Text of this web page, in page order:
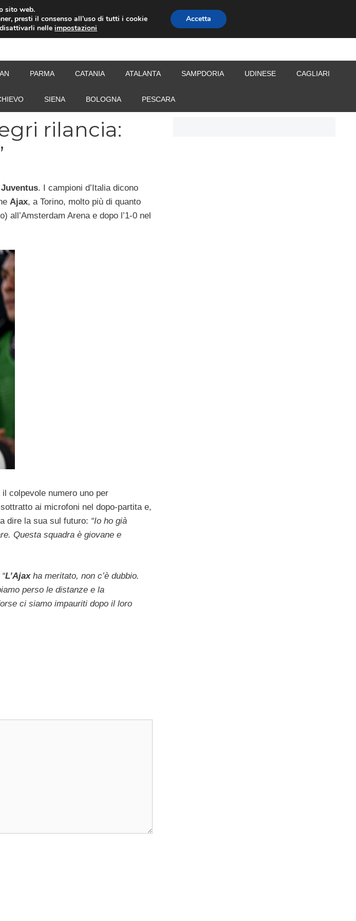
CALCIOMERCATO
PARMA CATANIA ATALANTA SAMPDORIA UDINESE CAGLIARI
SIENA BOLOGNA PESCARA
rilancia:
Juventus. I campioni d’Italia dicono
Ajax, a Torino, molto più di quanto
all’Amsterdam Arena e dopo l’1-0 nel
colpevole numero uno per
ai microfoni nel dopo-partita e,
dire la sua sul futuro: “Io ho già
Questa squadra è giovane e
“L’Ajaxha meritato, non c’è dubbio.
perso le distanze e la
ci siamo impauriti dopo il loro
sito web.
presti il consenso all’uso di tutti i cookie
nelleimpostazioni
Accetta